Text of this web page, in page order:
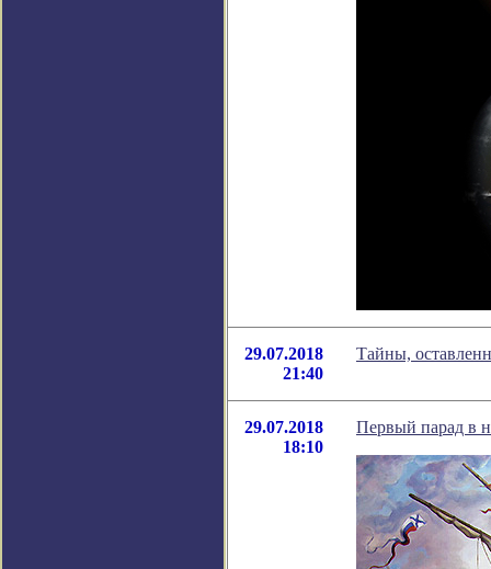
29.07.2018
21:40
Тайны,
29.07.2018
18:10
Первый парад в